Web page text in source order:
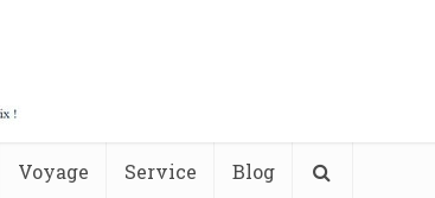
Voyage Service Blog